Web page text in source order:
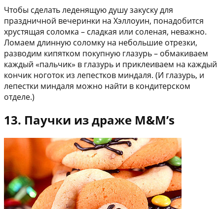
Чтобы сделать леденящую душу закуску для
праздничной вечеринки на Хэллоуин, понадобится
хрустящая соломка – сладкая или соленая, неважно.
Ломаем длинную соломку на небольшие отрезки,
разводим кипятком покупную глазурь – обмакиваем
каждый «пальчик» в глазурь и приклеиваем на каждый
кончик ноготок из лепестков миндаля. (И глазурь, и
лепестки миндаля можно найти в кондитерском
отделе.)
13. Паучки из драже M&M’s